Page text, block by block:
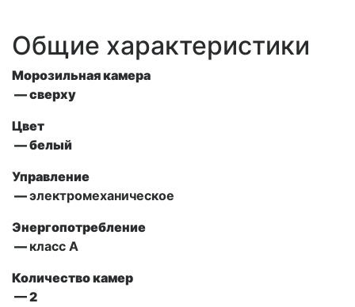
Общие характеристики
Морозильная камера
— сверху
Цвет
— белый
Управление
—электромеханическое
Энергопотребление
— класс A
Количество камер
— 2